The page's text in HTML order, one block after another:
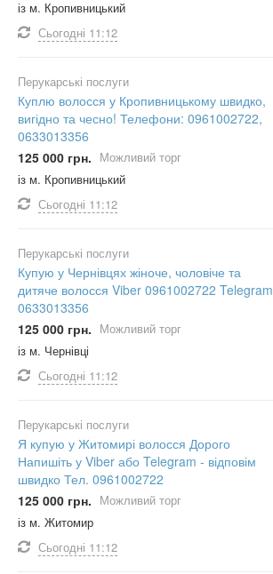
із м. Кропивницький
Сьогодні 11:12
Перукарські послуги
Куплю волосся у Кропивницькому швидко,
вигідно та чесно! Телефони: 0961002722,
0633013356
125 000 грн. Можливий торг
із м. Кропивницький
Сьогодні 11:12
Перукарські послуги
Купую у Чернівцях жіноче, чоловіче та
дитяче волосся Viber 0961002722 Telegram
0633013356
125 000 грн. Можливий торг
із м. Чернівці
Сьогодні 11:12
Перукарські послуги
Я купую у Житомирі волосся Дорого
Напишіть у Viber або Telegram - відповім
швидко Тел. 0961002722
125 000 грн. Можливий торг
із м. Житомир
Сьогодні 11:12